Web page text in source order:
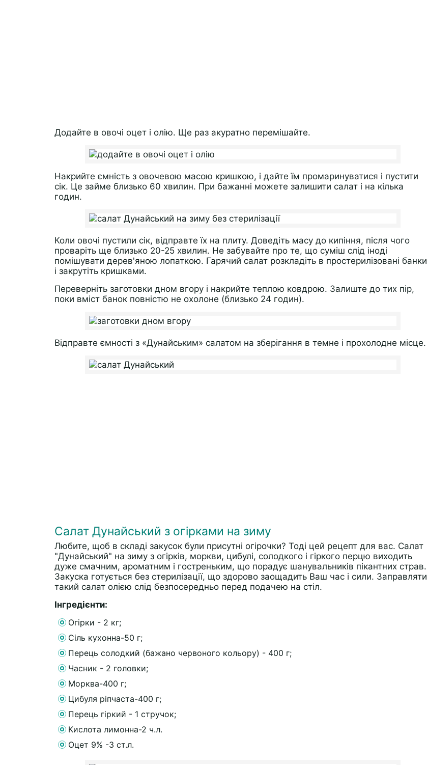
Додайте в овочі оцет і олію. Ще раз акуратно перемішайте.
Накрийте ємність з овочевою масою кришкою, і дайте їм промаринуватися і пустити
сік. Це займе близько 60 хвилин. При бажанні можете залишити салат і на кілька
годин.
Коли овочі пустили сік, відправте їх на плиту. Доведіть масу до кипіння, після чого
проваріть ще близько 20-25 хвилин. Не забувайте про те, що суміш слід іноді
помішувати дерев'яною лопаткою. Гарячий салат розкладіть в простерилізовані банки
і закрутіть кришками.
Переверніть заготовки дном вгору і накрийте теплою ковдрою. Залиште до тих пір,
поки вміст банок повністю не охолоне (близько 24 годин).
Відправте ємності з «Дунайським» салатом на зберігання в темне і прохолодне місце.
Салат Дунайський з огірками на зиму
Любите, щоб в складі закусок були присутні огірочки? Тоді цей рецепт для вас. Салат
"Дунайський" на зиму з огірків, моркви, цибулі, солодкого і гіркого перцю виходить
дуже смачним, ароматним і гостреньким, що порадує шанувальників пікантних страв.
Закуска готується без стерилізації, що здорово заощадить Ваш час і сили. Заправляти
такий салат олією слід безпосередньо перед подачею на стіл.
Інгредієнти:
Огірки - 2 кг;
Сіль кухонна-50 г;
Перець солодкий (бажано червоного кольору) - 400 г;
Часник - 2 головки;
Морква-400 г;
Цибуля ріпчаста-400 г;
Перець гіркий - 1 стручок;
Кислота лимонна-2 ч.л.
Оцет 9% -3 ст.л.